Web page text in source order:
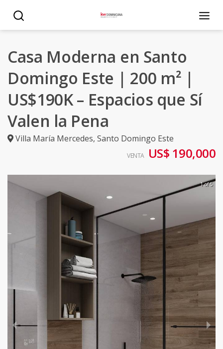
Casa Moderna en Santo
Domingo Este | 200 m² |
US$190K – Espacios que Sí
Valen la Pena
Villa María Mercedes, Santo Domingo Este
VENTA US$ 190,000
1 of 5